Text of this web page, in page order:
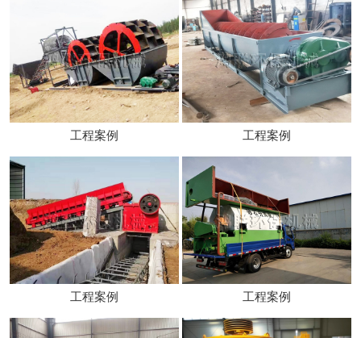
工程案例 工程案例
工程案例 工程案例